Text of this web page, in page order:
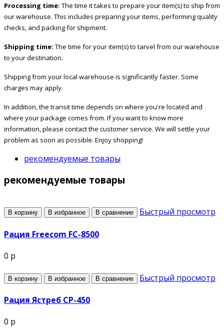
В устройстве имеется встроенный фильтр,
который отсекает все шумы, передавая только
чистый голос.
Совместимость
Данная модель тангенты предназначена для
совместной работы с рациями Alinco DJ-195R/496R.
При переключении не требуется вносить никаких
изменений в настройки. Качество передачи звука
будет одинаковым при работе с любыми моделями
станций от этого производителя.
Processing time: The time it takes to prepare your item(s) to ship from
our warehouse. This includes preparing your items, performing quality
checks, and packing for shipment.
Shipping time: The time for your item(s) to tarvel from our warehouse
to your destination.
Shipping from your local warehouse is significantly faster. Some
charges may apply.
In addition, the transit time depends on where you're located and
where your package comes from. If you want to know more
information, please contact the customer service. We will settle your
problem as soon as possible. Enjoy shopping!
рекомендуемые товары
рекомендуемые товары
В корзину В избранное В сравнение Быстрый просмотр
Рация Freecom FC-8500
0 р
В корзину В избранное В сравнение Быстрый просмотр
Рация Ястреб СР-450
0 р